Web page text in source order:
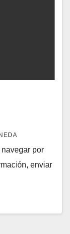
por
enviar